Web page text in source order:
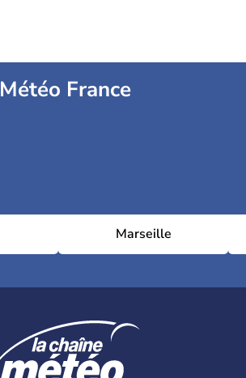
Météo France
Marseille